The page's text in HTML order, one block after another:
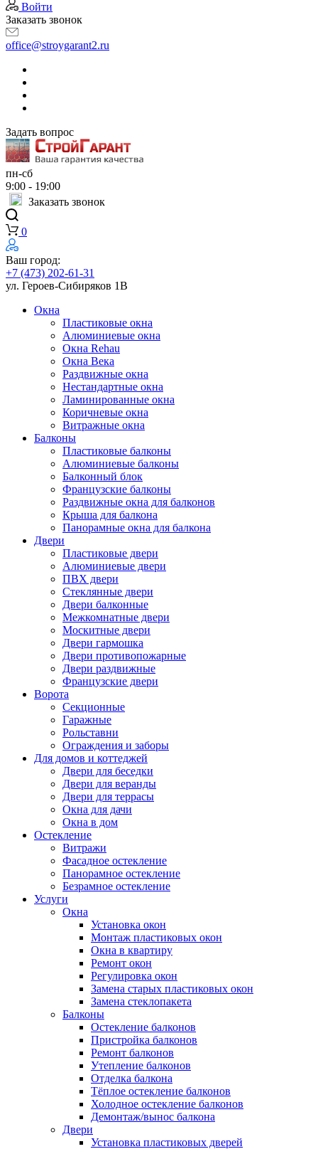
Войти
Заказать звонок
office@stroygarant2.ru
Задать вопрос
пн-сб
9:00 - 19:00
Заказать звонок
0
Ваш город:
+7 (473) 202-61-31
ул. Героев-Сибиряков 1В
Окна
Пластиковые окна
Алюминиевые окна
Окна Rehau
Окна Века
Раздвижные окна
Нестандартные окна
Ламинированные окна
Коричневые окна
Витражные окна
Балконы
Пластиковые балконы
Алюминиевые балконы
Балконный блок
Французские балконы
Раздвижные окна для балконов
Крыша для балкона
Панорамные окна для балкона
Двери
Пластиковые двери
Алюминиевые двери
ПВХ двери
Стеклянные двери
Двери балконные
Межкомнатные двери
Москитные двери
Двери гармошка
Двери противопожарные
Двери раздвижные
Французские двери
Ворота
Секционные
Гаражные
Рольставни
Ограждения и заборы
Для домов и коттеджей
Двери для беседки
Двери для веранды
Двери для террасы
Окна для дачи
Окна в дом
Остекление
Витражи
Фасадное остекление
Панорамное остекление
Безрамное остекление
Услуги
Окна
Установка окон
Монтаж пластиковых окон
Окна в квартиру
Ремонт окон
Регулировка окон
Замена старых пластиковых окон
Замена стеклопакета
Балконы
Остекление балконов
Пристройка балконов
Ремонт балконов
Утепление балконов
Отделка балкона
Тёплое остекление балконов
Холодное остекление балконов
Демонтаж/вынос балкона
Двери
Установка пластиковых дверей